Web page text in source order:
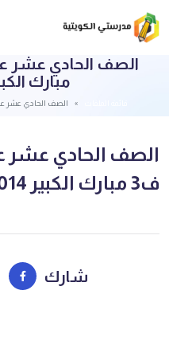
مبارك الكبير 2014-
الصف الحادي عشر علمي اختبار
الصف الحادي عشر
ف3 مبارك الكبير 2014-2015
شارك